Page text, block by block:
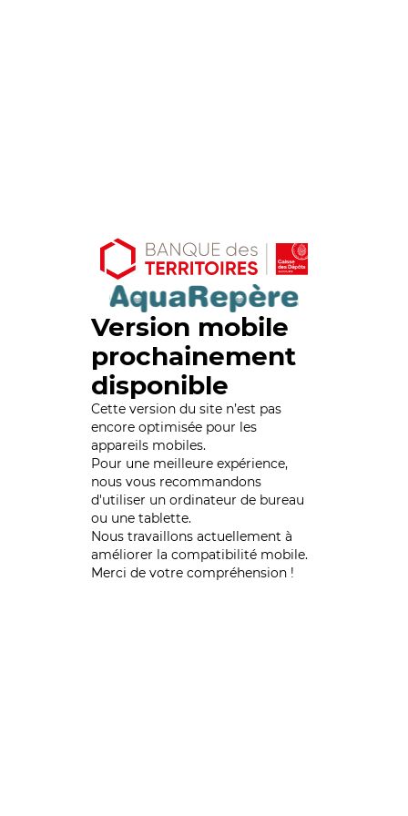
Version mobile
prochainement
disponible
Cette version du site n’est pas
encore optimisée pour les
appareils mobiles.
Pour une meilleure expérience,
nous vous recommandons
d'utiliser un ordinateur de bureau
ou une tablette.
Nous travaillons actuellement à
améliorer la compatibilité mobile.
Merci de votre compréhension !